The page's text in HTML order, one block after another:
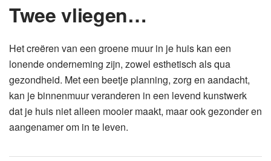
Twee vliegen…
Het creëren van een groene muur in je huis kan een
lonende onderneming zijn, zowel esthetisch als qua
gezondheid. Met een beetje planning, zorg en aandacht,
kan je binnenmuur veranderen in een levend kunstwerk
dat je huis niet alleen mooier maakt, maar ook gezonder en
aangenamer om in te leven.